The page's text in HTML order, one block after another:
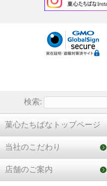
検索:
菓心たちばなトップページ
当社のこだわり
店舗のご案内